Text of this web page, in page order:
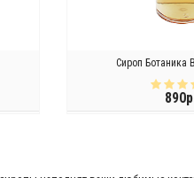
Сироп Ботаника